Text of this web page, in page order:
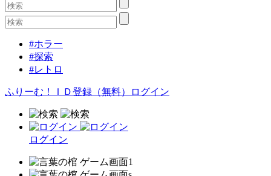
#ホラー
#探索
#レトロ
ふりーむ！ＩＤ登録（無料） ログイン
ログイン